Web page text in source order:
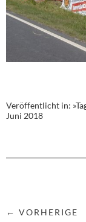
Veröffentlicht in:
Juni 2018
← VORHERIGE